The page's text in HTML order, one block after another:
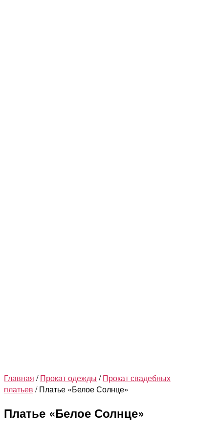
Главная /Прокат одежды /Прокат свадебных
платьев / Платье «Белое Солнце»
Платье «Белое Солнце»